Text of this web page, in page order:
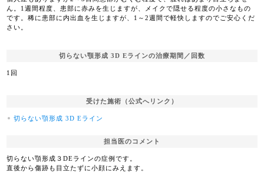
ん。1週間程度、患部に赤みを生じますが、メイクで隠せる程度の小さなもの
です。稀に患部に内出血を生じますが、1～2週間で軽快しますのでご安心くだ
さい。
切らない顎形成 3D Eラインの治療期間／回数
1回
受けた施術（公式へリンク）
切らない顎形成 3D Eライン
担当医のコメント
切らない顎形成３DEラインの症例です。
直後から傷跡も目立たずに小顔にみえます。